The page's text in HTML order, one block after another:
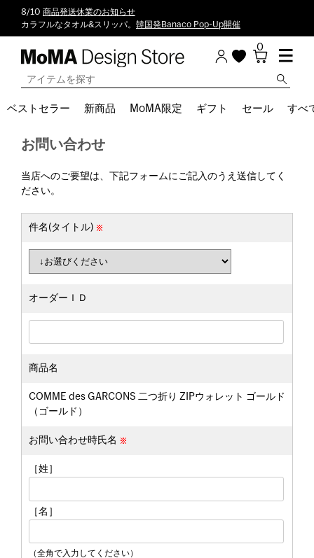
8/10 商品発送休業のお知らせ
カラフルなタオル&スリッパ。 韓国発Banaco Pop-Up開催
0
ベストセラー 新商品 MoMA限定 ギフト セール すべ
お問い合わせ
当店へのご要望は、下記フォームにご記入のうえ送信してく
ださい。
件名(タイトル)
オーダーＩＤ
商品名
COMME des GARCONS 二つ折り ZIPウォレット ゴールド
（ゴールド）
お問い合わせ時氏名
［姓］
［名］
（全角で入力してください）